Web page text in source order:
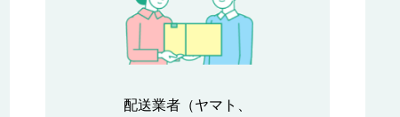
配送業者（ヤマト、